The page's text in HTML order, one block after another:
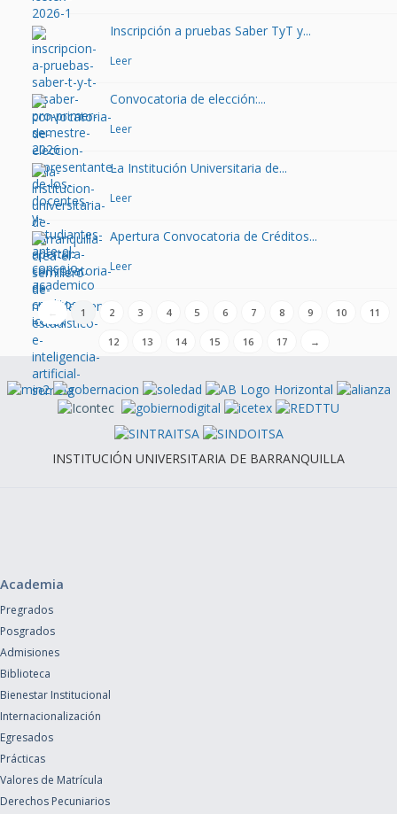
Inscripción a pruebas Saber TyT y...
Leer
Convocatoria de elección:...
Leer
La Institución Universitaria de...
Leer
Apertura Convocatoria de Créditos...
Leer
← 1 2 3 4 5 6 7 8 9 10 11
12 13 14 15 16 17 →
INSTITUCIÓN UNIVERSITARIA DE BARRANQUILLA
Academia
Pregrados
Posgrados
Admisiones
Biblioteca
Bienestar Institucional
Internacionalización
Egresados
Prácticas
Valores de Matrícula
Derechos Pecuniarios